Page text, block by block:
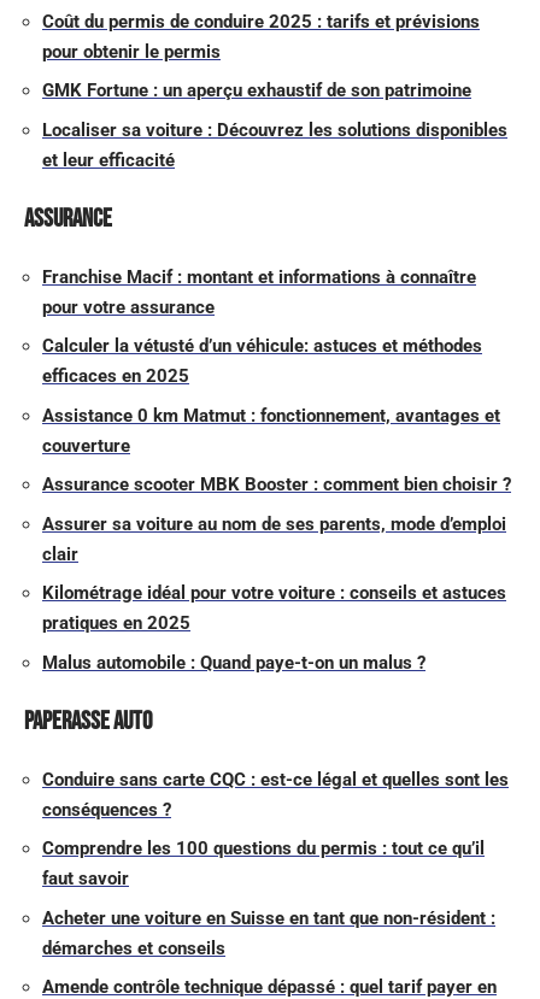
Coût du permis de conduire 2025 : tarifs et prévisions
pour obtenir le permis
GMK Fortune : un aperçu exhaustif de son patrimoine
Localiser sa voiture : Découvrez les solutions disponibles
et leur efficacité
Assurance
Franchise Macif : montant et informations à connaître
pour votre assurance
Calculer la vétusté d’un véhicule: astuces et méthodes
efficaces en 2025
Assistance 0 km Matmut : fonctionnement, avantages et
couverture
Assurance scooter MBK Booster : comment bien choisir ?
Assurer sa voiture au nom de ses parents, mode d’emploi
clair
Kilométrage idéal pour votre voiture : conseils et astuces
pratiques en 2025
Malus automobile : Quand paye-t-on un malus ?
Paperasse auto
Conduire sans carte CQC : est-ce légal et quelles sont les
conséquences ?
Comprendre les 100 questions du permis : tout ce qu’il
faut savoir
Acheter une voiture en Suisse en tant que non-résident :
démarches et conseils
Amende contrôle technique dépassé : quel tarif payer en